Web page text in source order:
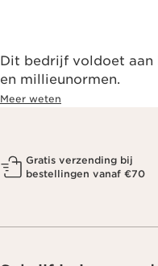
Dit bedrijf voldoet aan
en millieunormen.
Meer weten
Gratis verzending bij
bestellingen vanaf €70